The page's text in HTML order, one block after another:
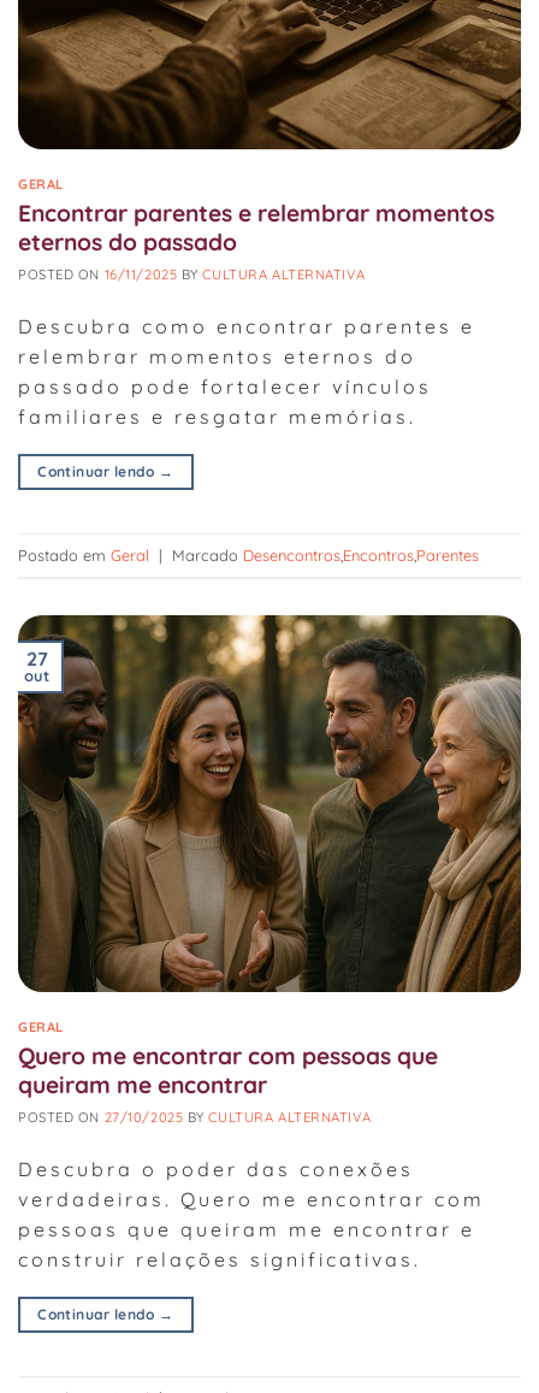
GERAL
Encontrar parentes e relembrar momentos
eternos do passado
POSTED ON 16/11/2025 BYCULTURA ALTERNATIVA
Descubra como encontrar parentes e
relembrar momentos eternos do
passado pode fortalecer vínculos
familiares e resgatar memórias.
Continuar lendo →
Postado em Geral | Marcado DesencontrosEncontrosParentes
27
out
GERAL
Quero me encontrar com pessoas que
queiram me encontrar
POSTED ON 27/10/2025 BYCULTURA ALTERNATIVA
Descubra o poder das conexões
verdadeiras. Quero me encontrar com
pessoas que queiram me encontrar e
construir relações significativas.
Continuar lendo →